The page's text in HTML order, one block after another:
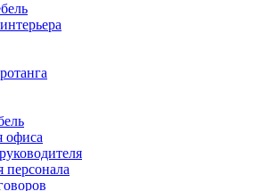
офиса
персонала